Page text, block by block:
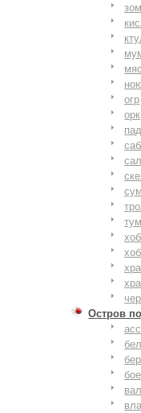
огр
орк
Остров